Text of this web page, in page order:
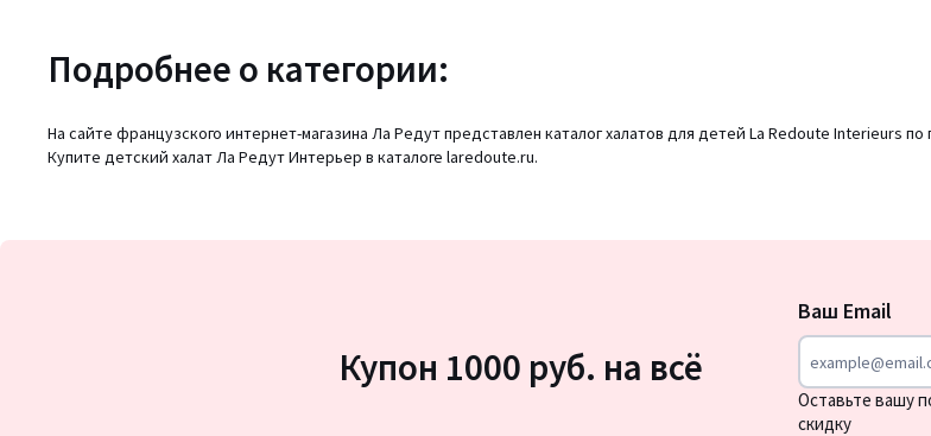
Подробнее о категории:
На сайте французского интернет-магазина Ла Редут представлен каталог халатов для детей La Redoute Interieurs
Купите детский халат Ла Редут Интерьер в каталоге laredoute.ru.
новости
Купон 1000 руб. на всё
Ваш Email
Оставьте вашу
скидку